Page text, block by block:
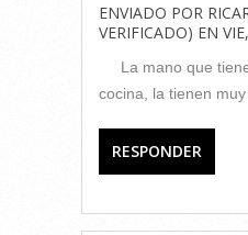
ENVIADO POR
VERIFICADO) EN
La mano que
cocina, la tienen
RESPONDER